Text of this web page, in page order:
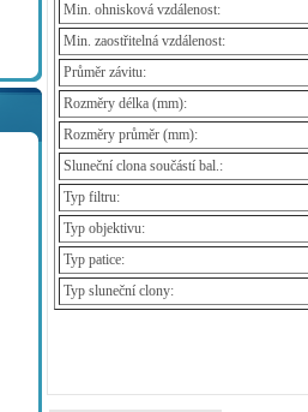
Min. ohnisková vzdálenost:
Min. zaostřitelná vzdálenost:
Průměr závitu:
Rozměry délka (mm):
Rozměry průměr (mm):
Sluneční clona součástí bal.:
Typ filtru:
Typ objektivu:
Typ patice:
Typ sluneční clony: